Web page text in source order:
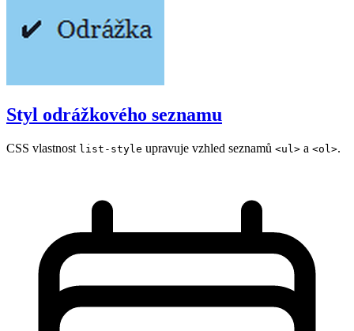
Styl odrážkového seznamu
CSS vlastnost list-style upravuje vzhled seznamů <ul> a <ol>.